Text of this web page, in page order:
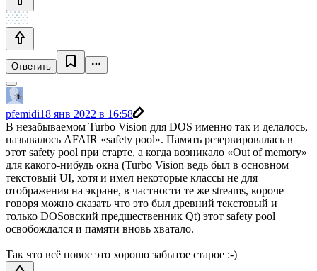
Ответить
pfemidi18 янв 2022 в 16:58
В незабываемом Turbo Vision для DOS именно так и делалось,
называлось AFAIR «safety pool». Память резервировалась в
этот safety pool при старте, а когда возникало «Out of memory»
для какого-нибудь окна (Turbo Vision ведь был в основном
текстовый UI, хотя и имел некоторые классы не для
отображения на экране, в частности те же streams, короче
говоря можно сказать что это был древний текстовый и
только DOSовский предшественник Qt) этот safety pool
освобождался и памяти вновь хватало.
Так что всё новое это хорошо забытое старое :-)